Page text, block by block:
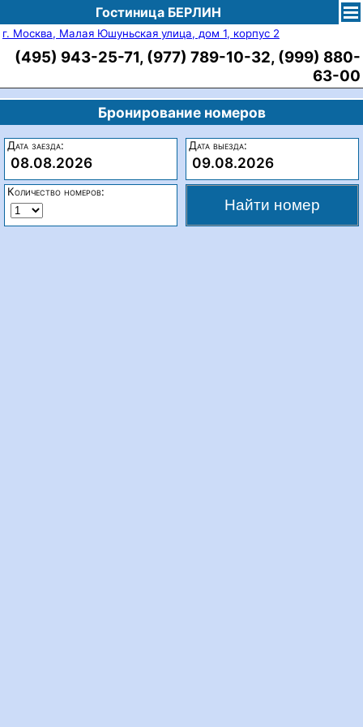
Гостиница БЕРЛИН
г. Москва, Малая Юшуньская улица, дом 1, корпус 2
(495) 943-25-71, (977) 789-10-32, (999) 880-
63-00
Бронирование номеров
Дата заезда:
08.08.2026
Дата выезда:
09.08.2026
Количество номеров: